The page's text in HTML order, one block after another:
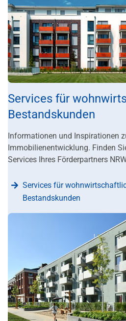
Services für
Bestandskunden
Informationen und Inspirationen
Immobilienentwicklung. Finden
Services Ihres Förderpartners
Services für
Bestandskunden